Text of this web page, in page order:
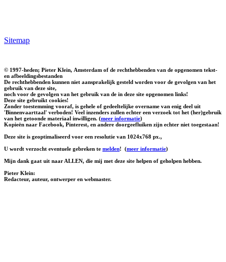
Sitemap
© 1997-heden; Pieter Klein, Amsterdam of de rechthebbenden van de opgenomen tekst-
en afbeeldingsbestanden
De rechthebbenden kunnen niet aansprakelijk gesteld worden voor de gevolgen van het
gebruik van deze site,
noch voor de gevolgen van het gebruik van de in deze site opgenomen links!
Deze site gebruikt cookies!
Zonder toestemming vooraf, is gehele of gedeeltelijke overname van enig deel uit
'Binnenvaarttaal' verboden! Veel inzenders zullen echter een verzoek tot het (her)gebruik
van het getoonde materiaal inwilligen. (meer informatie)
Kopieën naar Facebook, Pinterest, en andere doorgeefluiken zijn echter niet toegestaan!
Deze site is geoptimaliseerd voor een resolutie van 1024x768 px.,
U wordt verzocht eventuele gebreken te melden! (meer informatie)
Mijn dank gaat uit naar ALLEN, die mij met deze site helpen of geholpen hebben.
Pieter Klein:
Redacteur, auteur, ontwerper en webmaster.